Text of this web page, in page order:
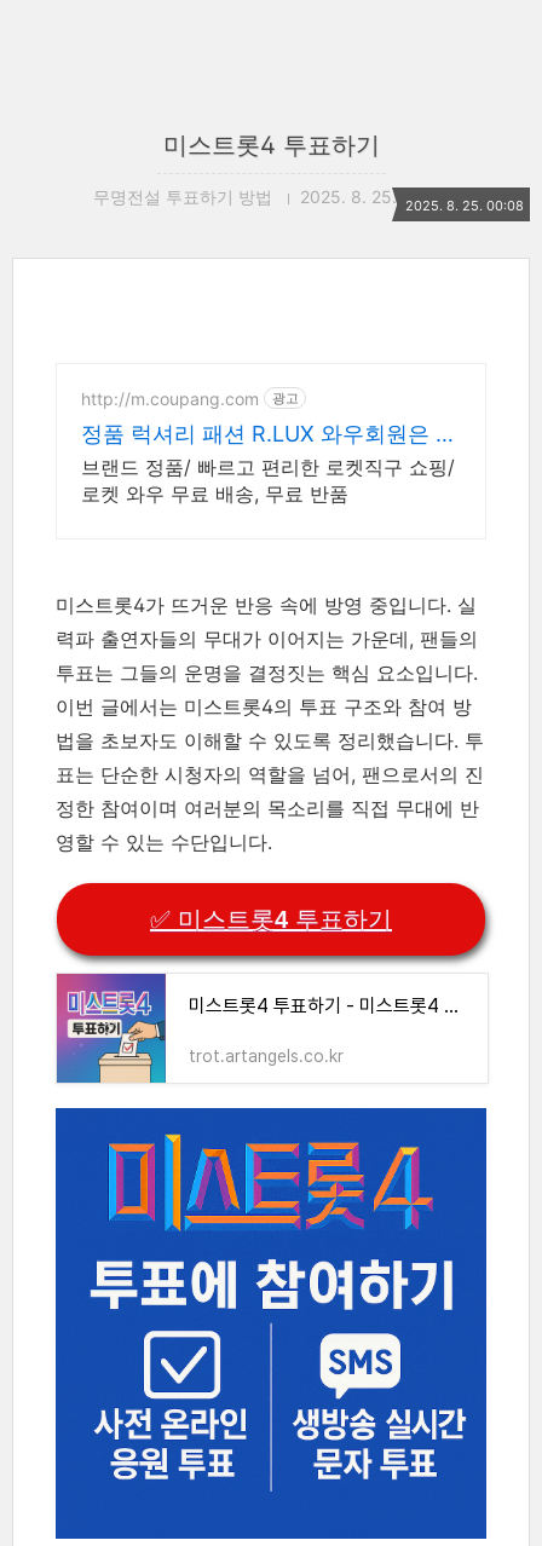
미스트롯4 투표하기
무명전설 투표하기 방법 2025. 8. 25. 00:082025. 8. 25. 00:08
http://m.coupang.com 광고
정품 럭셔리 패션 R.LUX 와우회원은 무
제한 무료 배송
브랜드 정품/ 빠르고 편리한 로켓직구 쇼핑/
로켓 와우 무료 배송, 무료 반품
미스트롯4가 뜨거운 반응 속에 방영 중입니다. 실
력파 출연자들의 무대가 이어지는 가운데, 팬들의
투표는 그들의 운명을 결정짓는 핵심 요소입니다.
이번 글에서는 미스트롯4의 투표 구조와 참여 방
법을 초보자도 이해할 수 있도록 정리했습니다. 투
표는 단순한 시청자의 역할을 넘어, 팬으로서의 진
정한 참여이며 여러분의 목소리를 직접 무대에 반
영할 수 있는 수단입니다.
✅ 미스트롯4 투표하기
미스트롯4 투표하기 - 미스트롯4 투표하기
trot.artangels.co.kr